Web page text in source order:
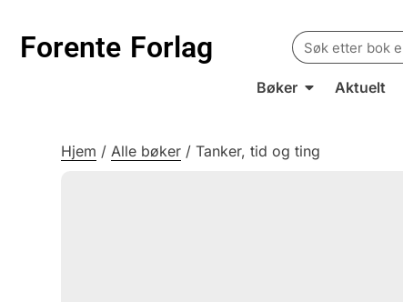
Forente Forlag
Search
for:
Bøker Aktuelt
Hjem /Alle bøker /Tanker, tid og ting